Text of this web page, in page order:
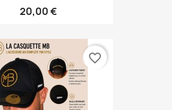
20,00 €
favorite_border